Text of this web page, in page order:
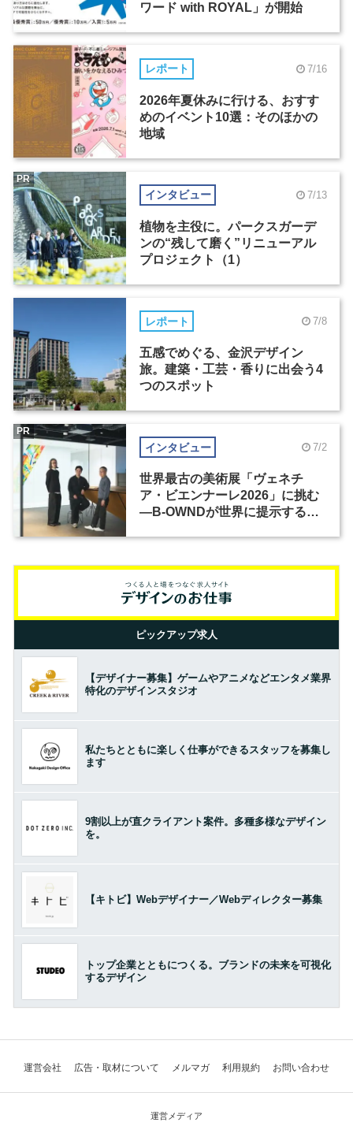
ワード with ROYAL」が開始
レポート 7/16
2026年夏休みに行ける、おすす
めのイベント10選：そのほかの
地域
インタビュー 7/13
植物を主役に。パークスガーデ
ンの“残して磨く”リニューアル
プロジェクト（1）
PR
レポート 7/8
五感でめぐる、金沢デザイン
旅。建築・工芸・香りに出会う4
つのスポット
インタビュー 7/2
世界最古の美術展「ヴェネチ
ア・ビエンナーレ2026」に挑む
―B-OWNDが世界に提示する美
PR
ピックアップ求人
【デザイナー募集】ゲームやアニメなどエンタメ業界
特化のデザインスタジオ
私たちとともに楽しく仕事ができるスタッフを募集し
ます
9割以上が直クライアント案件。多種多様なデザイン
を。
【キトビ】Webデザイナー／Webディレクター募集
トップ企業とともにつくる。ブランドの未来を可視化
するデザイン
運営会社 広告・取材について メルマガ 利用規約 お問い合わせ
運営メディア